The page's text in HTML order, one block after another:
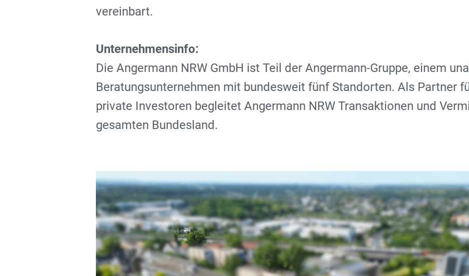
vereinbart.
Unternehmensinfo:
Die Angermann NRW GmbH ist Teil der Angermann-Gruppe, einem
Beratungsunternehmen mit bundesweit fünf Standorten. Als Partner
private Investoren begleitet Angermann NRW Transaktionen und
gesamten Bundesland.